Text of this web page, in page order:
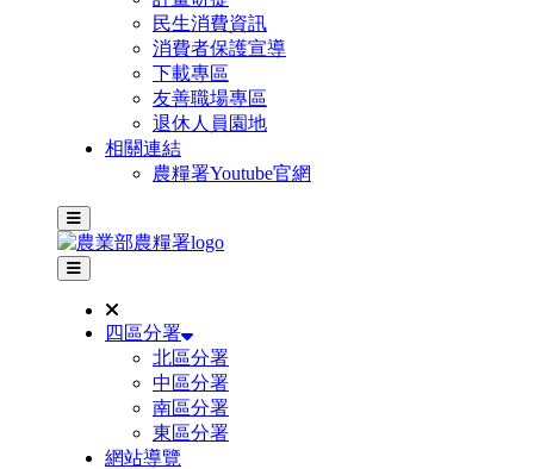
民生消費資訊
消費者保護宣導
下載專區
友善職場專區
退休人員園地
相關連結
農糧署Youtube官網
主選單
其他網站選單
四區分署
北區分署
中區分署
南區分署
東區分署
網站導覽